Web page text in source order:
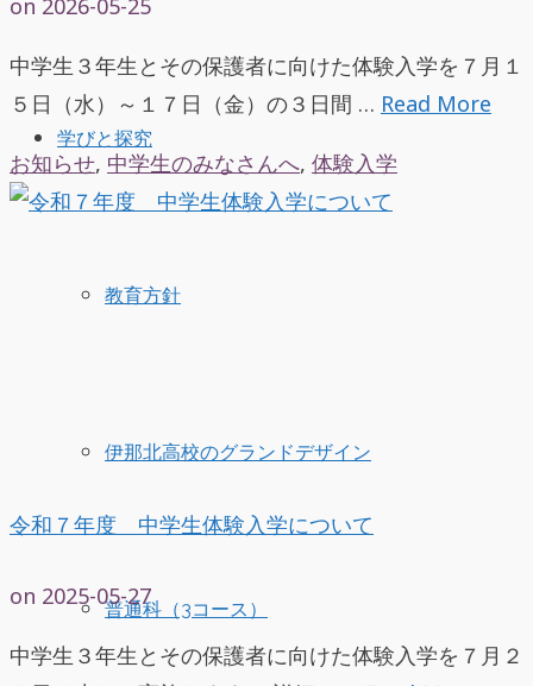
学びと探究
教育方針
伊那北高校のグランドデザイン
普通科（3コース）
on 2026-05-25
中学生３年生とその保護者に向けた体験入学を７月１
５日（水）～１７日（金）の３日間 … Read More
お知らせ, 中学生のみなさんへ, 体験入学
令和７年度 中学生体験入学について
on 2025-05-27
中学生３年生とその保護者に向けた体験入学を７月２